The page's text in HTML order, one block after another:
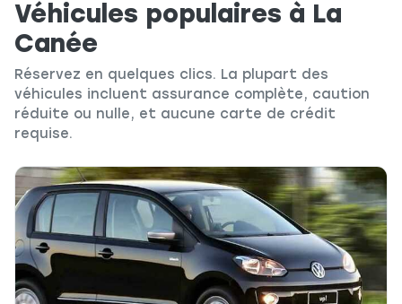
Véhicules populaires à La
Canée
Réservez en quelques clics. La plupart des
véhicules incluent assurance complète, caution
réduite ou nulle, et aucune carte de crédit
requise.